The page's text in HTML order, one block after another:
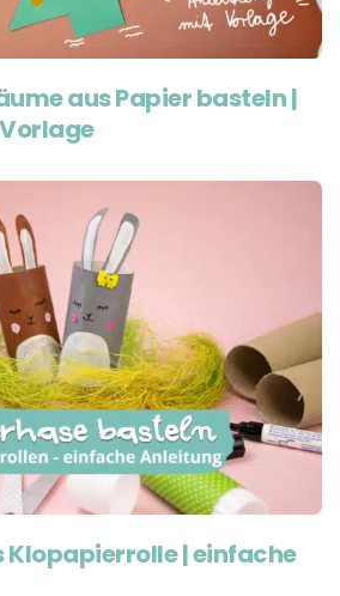
aus Papier basteln |
Klopapierrolle | einfache